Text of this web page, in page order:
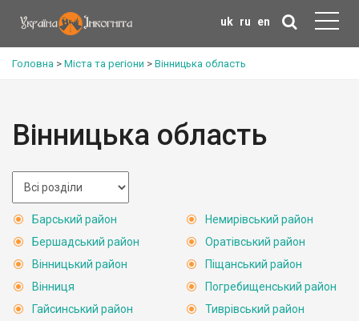
uk ru en
Головна > Міста та регіони > Вінницька область
Вінницька область
Барський район
Бершадський район
Вінницький район
Вінниця
Гайсинський район
Немирівський район
Оратівський район
Піщанський район
Погребищенський район
Тиврівський район